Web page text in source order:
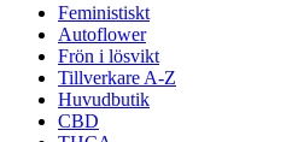
Feministiskt
Autoflower
Frön i lösvikt
Tillverkare A-Z
Huvudbutik
CBD